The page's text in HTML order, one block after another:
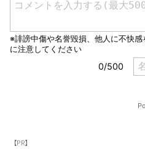
【PR】